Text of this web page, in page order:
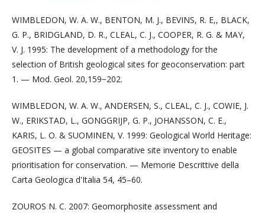
WIMBLEDON, W. A. W., BENTON, M. J., BEVINS, R. E,, BLACK,
G. P., BRIDGLAND, D. R., CLEAL, C. J., COOPER, R. G. & MAY,
V. J. 1995: The development of a methodology for the
selection of British geological sites for geoconservation: part
1. — Mod. Geol. 20,159−202.
WIMBLEDON, W. A. W., ANDERSEN, S., CLEAL, C. J., COWIE, J.
W., ERIKSTAD, L., GONGGRIJP, G. P., JOHANSSON, C. E.,
KARIS, L. O. & SUOMINEN, V. 1999: Geological World Heritage:
GEOSITES — a global comparative site inventory to enable
prioritisation for conservation. — Memorie Descrittive della
Carta Geologica d'Italia 54, 45–60.
ZOUROS N. C. 2007: Geomorphosite assessment and